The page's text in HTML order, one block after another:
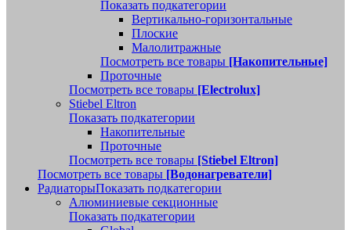
Показать подкатегории
Вертикально-горизонтальные
Плоские
Малолитражные
Посмотреть все товары [Накопительные]
Проточные
Посмотреть все товары [Electrolux]
Stiebel Eltron
Показать подкатегории
Накопительные
Проточные
Посмотреть все товары [Stiebel Eltron]
Посмотреть все товары [Водонагреватели]
РадиаторыПоказать подкатегории
Алюминиевые секционные
Показать подкатегории